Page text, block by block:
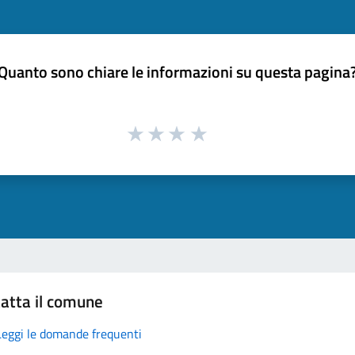
sono chiare le informazioni su questa
il comune
le domande frequenti